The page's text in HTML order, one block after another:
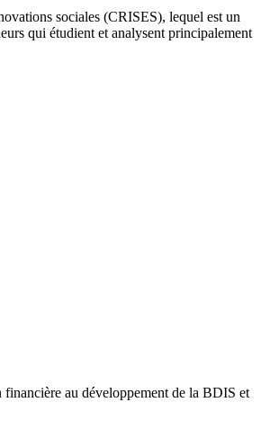
sociales (CRISES), lequel est un
qui étudient et analysent principalement
au développement de la BDIS et